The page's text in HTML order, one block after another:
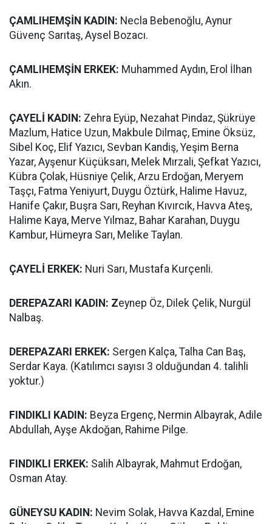
ÇAMLIHEMŞİN KADIN: Necla Bebenoğlu, Aynur
Güvenç Sarıtaş, Aysel Bozacı.
ÇAMLIHEMŞİN ERKEK: Muhammed Aydın, Erol İlhan
Akın.
ÇAYELİ KADIN: Zehra Eyüp, Nezahat Pindaz, Şükrüye
Mazlum, Hatice Uzun, Makbule Dilmaç, Emine Öksüz,
Sibel Koç, Elif Yazıcı, Sevban Kandiş, Yeşim Berna
Yazar, Ayşenur Küçüksarı, Melek Mırzali, Şefkat Yazıcı,
Kübra Çolak, Hüsniye Çelik, Arzu Erdoğan, Meryem
Taşçı, Fatma Yeniyurt, Duygu Öztürk, Halime Havuz,
Hanife Çakır, Buşra Sarı, Reyhan Kıvırcık, Havva Ateş,
Halime Kaya, Merve Yılmaz, Bahar Karahan, Duygu
Kambur, Hümeyra Sarı, Melike Taylan.
ÇAYELİ ERKEK: Nuri Sarı, Mustafa Kurçenli.
DEREPAZARI KADIN: Zeynep Öz, Dilek Çelik, Nurgül
Nalbaş.
DEREPAZARI ERKEK: Sergen Kalça, Talha Can Baş,
Serdar Kaya. (Katılımcı sayısı 3 olduğundan 4. talihli
yoktur.)
FINDIKLI KADIN: Beyza Ergenç, Nermin Albayrak, Adile
Abdullah, Ayşe Akdoğan, Rahime Pilge.
FINDIKLI ERKEK: Salih Albayrak, Mahmut Erdoğan,
Osman Atay.
GÜNEYSU KADIN: Nevim Solak, Havva Kazdal, Emine